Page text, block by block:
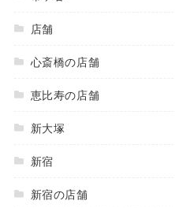
店舗
心斎橋の店舗
恵比寿の店舗
新大塚
新宿
新宿の店舗